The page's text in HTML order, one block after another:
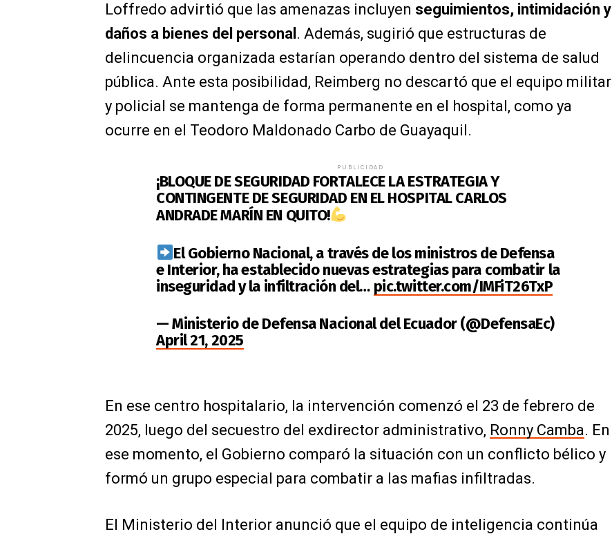
Loffredo advirtió que las amenazas incluyen seguimientos, intimidación y
daños a bienes del personal . Además, sugirió que estructuras de
delincuencia organizada estarían operando dentro del sistema de salud
pública. Ante esta posibilidad, Reimberg no descartó que el equipo militar
y policial se mantenga de forma permanente en el hospital, como ya
ocurre en el Teodoro Maldonado Carbo de Guayaquil.
PUBLICIDAD
¡BLOQUE DE SEGURIDAD FORTALECE LA ESTRATEGIA Y
CONTINGENTE DE SEGURIDAD EN EL HOSPITAL CARLOS
ANDRADE MARÍN EN QUITO!
El Gobierno Nacional, a través de los ministros de Defensa
e Interior, ha establecido nuevas estrategias para combatir la
inseguridad y la infiltración del… pic.twitter.com/IMFiT26TxP
— Ministerio de Defensa Nacional del Ecuador (@DefensaEc)
April 21, 2025
En ese centro hospitalario, la intervención comenzó el 23 de febrero de
2025, luego del secuestro del exdirector administrativo, Ronny Camba. En
ese momento, el Gobierno comparó la situación con un conflicto bélico y
formó un grupo especial para combatir a las mafias infiltradas.
El Ministerio del Interior anunció que el equipo de inteligencia continúa